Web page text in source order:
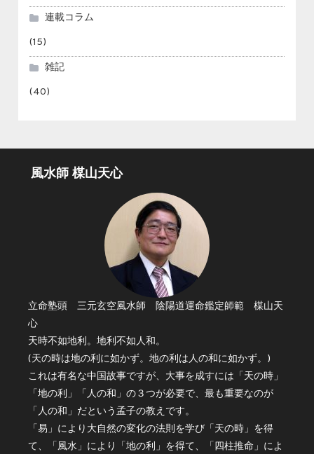
連載コラム
(15)
雑記
(40)
風水師 楳山天心
立命塾頭 三元玄空風水師 陰陽道運命鑑定師範 楳山天
心
天時不如地利。地利不如人和。
(天の時は地の利に如かず。地の利は人の和に如かず。)
これは有名な中国故事ですが、大事を成すには「天の時」
「地の利」「人の和」の３つが必要で、最も重要なのが
「人の和」だという孟子の教えです。
「易」により大自然の変化の法則を学び「天の時」を得
て、「風水」により「地の利」を得て、「四柱推命」によ